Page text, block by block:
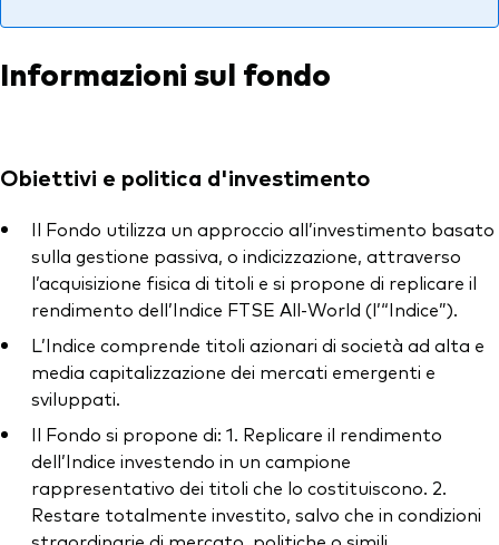
Informazioni sul fondo
Obiettivi e politica d'investimento
Il Fondo utilizza un approccio all’investimento basato
sulla gestione passiva, o indicizzazione, attraverso
l’acquisizione fisica di titoli e si propone di replicare il
rendimento dell’Indice FTSE All-World (l’“Indice”).
L’Indice comprende titoli azionari di società ad alta e
media capitalizzazione dei mercati emergenti e
sviluppati.
Il Fondo si propone di: 1. Replicare il rendimento
dell’Indice investendo in un campione
rappresentativo dei titoli che lo costituiscono. 2.
Restare totalmente investito, salvo che in condizioni